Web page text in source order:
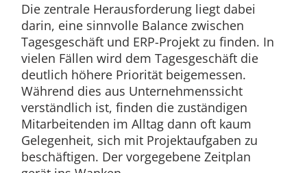
Die zentrale Herausforderung liegt dabei
darin, eine sinnvolle Balance zwischen
Tagesgeschäft und ERP-Projekt zu finden. In
vielen Fällen wird dem Tagesgeschäft die
deutlich höhere Priorität beigemessen.
Während dies aus Unternehmenssicht
verständlich ist, finden die zuständigen
Mitarbeitenden im Alltag dann oft kaum
Gelegenheit, sich mit Projektaufgaben zu
beschäftigen. Der vorgegebene Zeitplan